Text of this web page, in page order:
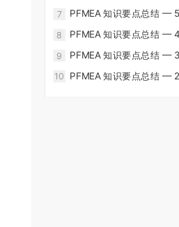
FMEA软件-CoreFMEA
7
PFMEA 知识要点总结 —
FMEA软件-CoreFMEA
8
PFMEA 知识要点总结 —
9
PFMEA 知识要点总结 —
10
PFMEA 知识要点总结 —